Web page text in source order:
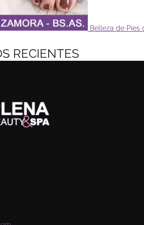
Belleza de
RECIENTES